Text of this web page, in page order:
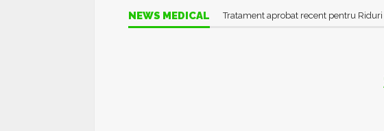
NEWS MEDICAL Tratament aprobat recent pentru Riduri